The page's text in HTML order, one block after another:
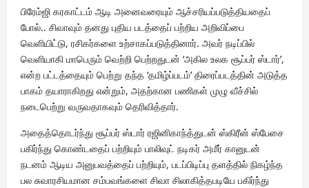
பிரேம்ஜி கரகாட்டம் ஆடி அனைவரையும் ஆச்சரியப்படுத்தியதைப்
போல்.. சிவாவும் தனது புதிய படத்தைப் பற்றிய அறிவிப்பை
வெளியிட்டு, ரசிகர்களை உற்சாகப்படுத்தினார். அவர் நடிப்பில்
வெளியாகி மாபெரும் வெற்றி பெற்றதுடன் ‘அகில உலக சூப்பர் ஸ்டார்’,
என்ற பட்டத்தையும் பெற்று தந்த ‘தமிழ்ப்படம்’ திரைப்படத்தின் அடுத்த
பாகம் தயாராகிறது என்றும், அதற்கான பணிகள் முழு வீச்சில்
நடைபெற்று வருவதாகவும் தெரிவித்தார்.‌
அதைத்தொடர்ந்து சூப்பர் ஸ்டார் ரஜினிகாந்த்துடன் ஸ்கிரீன் ஸ்பேசை
பகிர்ந்து கொண்டதைப் பற்றியும் பாலிவுட் நடிகர் அமீர் கானுடன்
நடனம் ஆடிய அனுபவத்தைப் பற்றியும், படப்பிடிப்பு தளத்தில் நிகழ்ந்த
பல சுவாரசியமான சம்பவங்களை சிவா சிலாகித்தபடியே பகிர்ந்து